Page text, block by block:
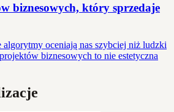
biznesowych, który sprzedaje
oceniają nas szybciej niż ludzki
biznesowych to nie estetyczna